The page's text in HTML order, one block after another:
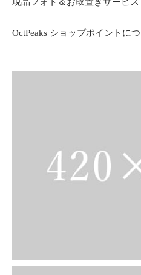
OctPeaks ショップポイントに